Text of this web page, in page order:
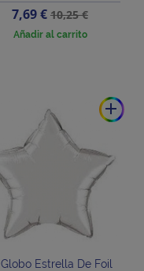
Precio
7,69 €Precio
base
10,25 €
Añadir al carrito
add
Globo Estrella De Foil